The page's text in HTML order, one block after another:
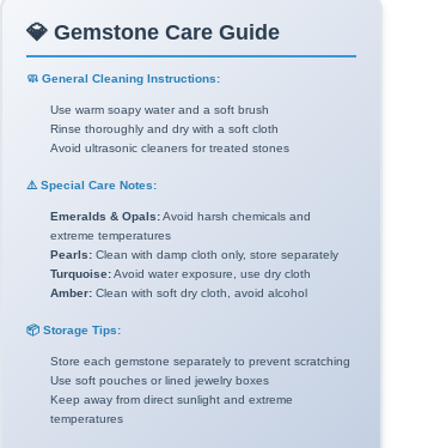
💎 Gemstone Care Guide
🧼 General Cleaning Instructions:
Use warm soapy water and a soft brush
Rinse thoroughly and dry with a soft cloth
Avoid ultrasonic cleaners for treated stones
⚠️ Special Care Notes:
Emeralds & Opals:Avoid harsh chemicals and
extreme temperatures
Pearls: Clean with damp cloth only, store separately
Turquoise:Avoid water exposure, use dry cloth
Amber: Clean with soft dry cloth, avoid alcohol
📦 Storage Tips:
Store each gemstone separately to prevent scratching
Use soft pouches or lined jewelry boxes
Keep away from direct sunlight and extreme
temperatures